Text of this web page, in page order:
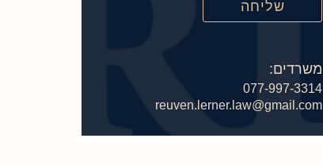
משרדים:
077-997-3314
reuven.lerner.law@gmail.com